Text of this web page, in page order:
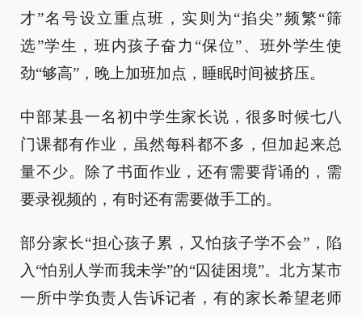
才”名号设立重点班，实则为“掐尖”频繁“筛
选”学生，班内孩子奋力“保位”、班外学生使
劲“够高”，晚上加班加点，睡眠时间被挤压。
中部某县一名初中学生家长说，很多时候七八
门课都有作业，虽然每科都不多，但加起来总
量不少。除了书面作业，还有需要背诵的，需
要录视频的，有时还有需要做手工的。
部分家长“担心孩子累，又怕孩子学不会”，陷
入“怕别人学而我未学”的“囚徒困境”。北方某市
一所中学负责人告诉记者，有的家长希望老师